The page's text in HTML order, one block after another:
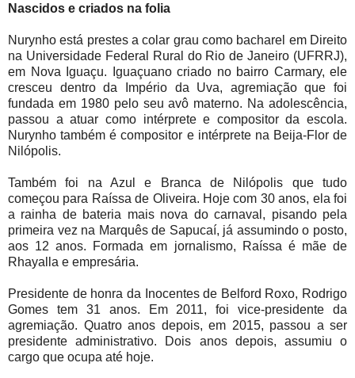
Nascidos e criados na folia
Nurynho está prestes a colar grau como bacharel em Direito
na Universidade Federal Rural do Rio de Janeiro (UFRRJ),
em Nova Iguaçu. Iguaçuano criado no bairro Carmary, ele
cresceu dentro da Império da Uva, agremiação que foi
fundada em 1980 pelo seu avô materno. Na adolescência,
passou a atuar como intérprete e compositor da escola.
Nurynho também é compositor e intérprete na Beija-Flor de
Nilópolis.
Também foi na Azul e Branca de Nilópolis que tudo
começou para Raíssa de Oliveira. Hoje com 30 anos, ela foi
a rainha de bateria mais nova do carnaval, pisando pela
primeira vez na Marquês de Sapucaí, já assumindo o posto,
aos 12 anos. Formada em jornalismo, Raíssa é mãe de
Rhayalla e empresária.
Presidente de honra da Inocentes de Belford Roxo, Rodrigo
Gomes tem 31 anos. Em 2011, foi vice-presidente da
agremiação. Quatro anos depois, em 2015, passou a ser
presidente administrativo. Dois anos depois, assumiu o
cargo que ocupa até hoje.